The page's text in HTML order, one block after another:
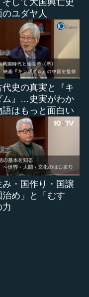
して大国興亡史
ユダヤ人
代史の真実と『キ
ム』…史実がわか
語はもっと面白い
み・国作り・国譲
治め」と「むす
力